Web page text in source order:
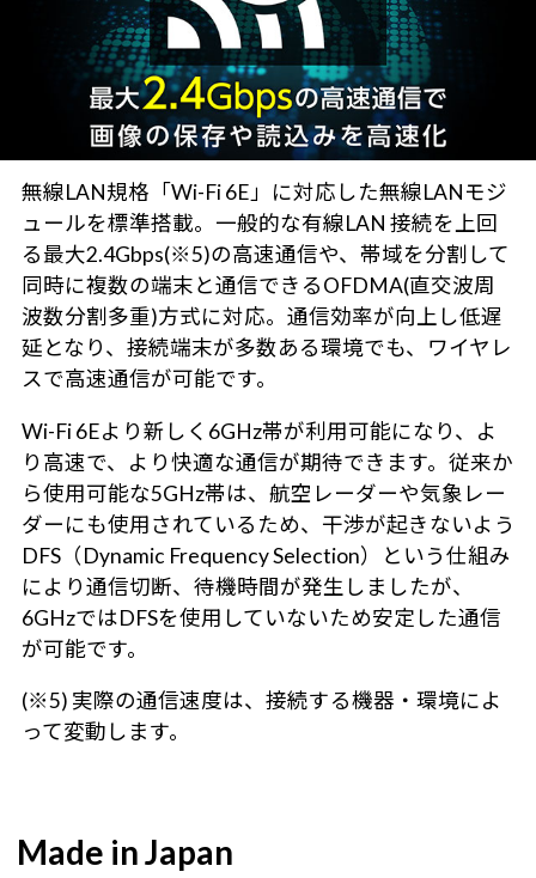
無線LAN規格「Wi-Fi 6E」に対応した無線LANモジ
ュールを標準搭載。一般的な有線LAN 接続を上回
る最大2.4Gbps(※5)の高速通信や、帯域を分割して
同時に複数の端末と通信できるOFDMA(直交波周
波数分割多重)方式に対応。通信効率が向上し低遅
延となり、接続端末が多数ある環境でも、ワイヤレ
スで高速通信が可能です。
Wi-Fi 6Eより新しく6GHz帯が利用可能になり、よ
り高速で、より快適な通信が期待できます。従来か
ら使用可能な5GHz帯は、航空レーダーや気象レー
ダーにも使用されているため、干渉が起きないよう
DFS（Dynamic Frequency Selection）という仕組み
により通信切断、待機時間が発生しましたが、
6GHzではDFSを使用していないため安定した通信
が可能です。
(※5) 実際の通信速度は、接続する機器・環境によ
って変動します。
Made in Japan